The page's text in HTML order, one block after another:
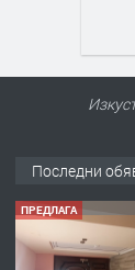
Последни